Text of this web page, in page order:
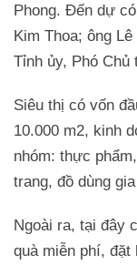
Phong. Đến dự
Kim Thoa; ông
Tỉnh ủy, Phó Chủ
Siêu thị có vốn
10.000 m2, kinh
nhóm: thực
trang, đồ dùng
Ngoài ra, tại đây
quà miễn phí, đặt